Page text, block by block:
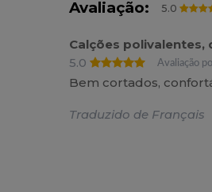
Avaliação: 5.0
Calções polivalentes,
5.0
Avaliação
Bem cortados,
Traduzido de Français